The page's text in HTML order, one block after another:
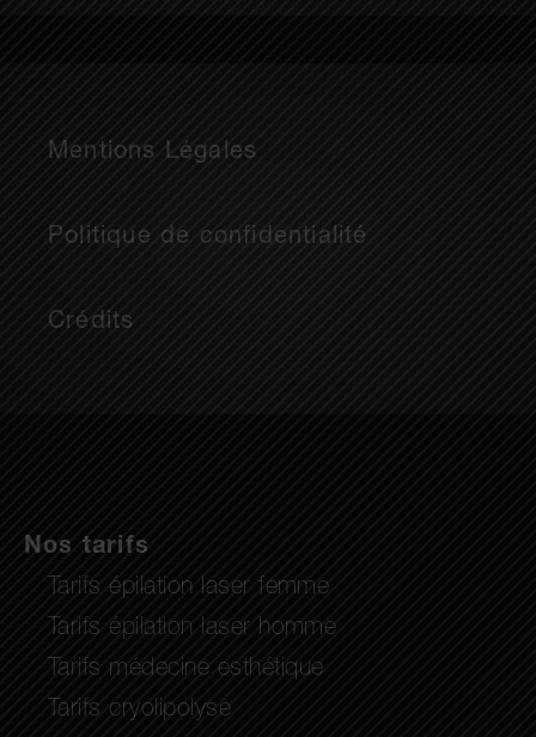
Mentions Légales
Politique de confidentialité
Crédits
Nos tarifs
Tarifs épilation laser femme
Tarifs épilation laser homme
Tarifs médecine esthétique
Tarifs cryolipolyse